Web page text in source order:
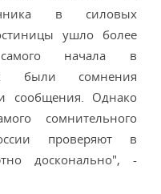
в силовых
ушло более
начала в
были сомнения
сообщения. Однако
сомнительного
проверяют в
досконально", -